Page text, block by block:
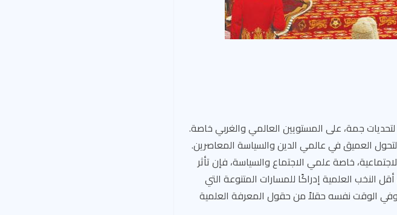
جمة، على المستويين العالمي والغربي خاصة.
العميق في عالمي الدين والسياسة المعاصرين.
خاصة علمي الاجتماع والسياسة، فإن تأثر
النخب العلمية إدراكًا للمسارات المتنوعة التي
وفي الوقت نفسه حقلاً من حقول المعرفة العلمية